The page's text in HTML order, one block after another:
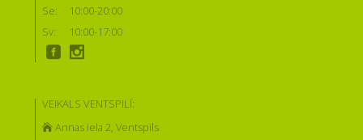
Se:
10:00-20:00
Sv:
10:00-17:00
VEIKALS VENTSPILĪ:
Annas iela 2, Ventspils